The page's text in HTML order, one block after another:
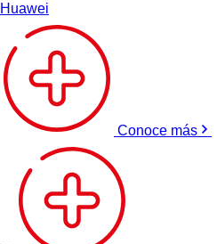
Huawei
Conoce más